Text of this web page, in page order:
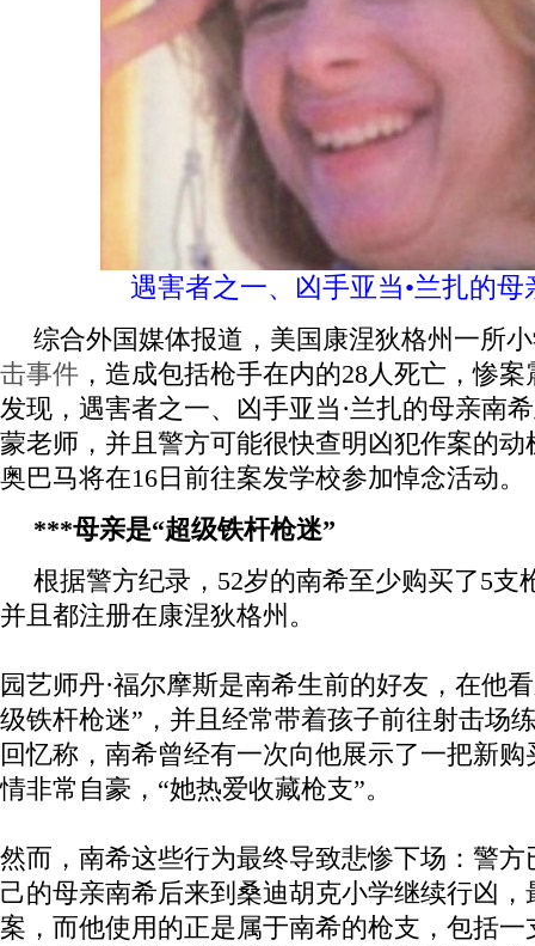
遇害者之一、凶手亚当•兰扎的母
综合外国媒体报道，美国康涅狄格州一所
击事件 ，造成包括枪手在内的28人死亡，惨
发现，遇害者之一、凶手亚当·兰扎的母亲南
蒙老师，并且警方可能很快查明凶犯作案的
奥巴马将在16日前往案发学校参加悼念活动。
***母亲是“超级铁杆枪迷”
根据警方纪录，52岁的南希至少购买了5支
并且都注册在康涅狄格州。
园艺师丹·福尔摩斯是南希生前的好友，在他
级铁杆枪迷”，并且经常带着孩子前往射击场
回忆称，南希曾经有一次向他展示了一把新购
情非常自豪，“她热爱收藏枪支”。
然而，南希这些行为最终导致悲惨下场：警
己的母亲南希后来到桑迪胡克小学继续行凶，
案，而他使用的正是属于南希的枪支，包括一